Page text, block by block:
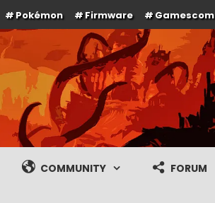
Pokémon Firmware Gamescom
COMMUNITY FORUM